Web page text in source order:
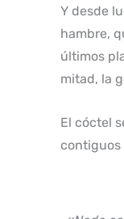
Y desde
hambre,
últimos
mitad, la
El cóctel
contiguos